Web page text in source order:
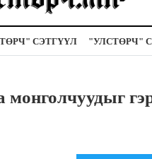
СЭТГҮҮЛ "УЛСТӨРЧ"